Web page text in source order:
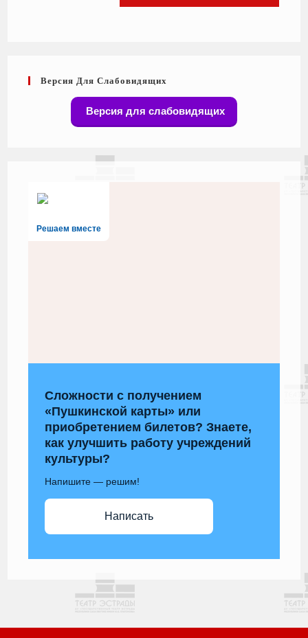
Версия Для Слабовидящих
Версия для слабовидящих
Решаем вместе
Сложности с получением
«Пушкинской карты» или
приобретением билетов? Знаете,
как улучшить работу учреждений
культуры?
Напишите — решим!
Написать